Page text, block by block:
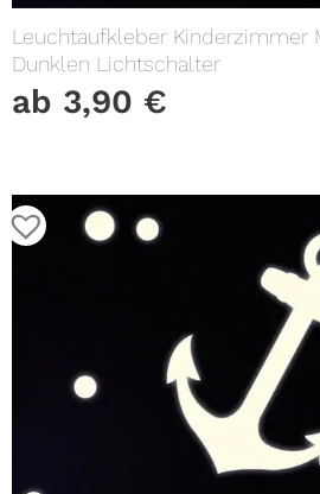
Leuchtaufkleber Kinderzimmer
Dunklen Lichtschalter
ab 3,90 €